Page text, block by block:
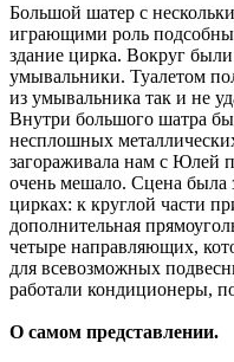
Большой шатер с
играющими роль
здание цирка. Вокруг
умывальники. Туалетом
из умывальника так и не
Внутри большого шатра
несплошных
загораживала нам с Юлей
очень мешало. Сцена была
цирках: к круглой части
дополнительная
четыре направляющих,
для всевозможных
работали кондиционеры,
О самом представлении.